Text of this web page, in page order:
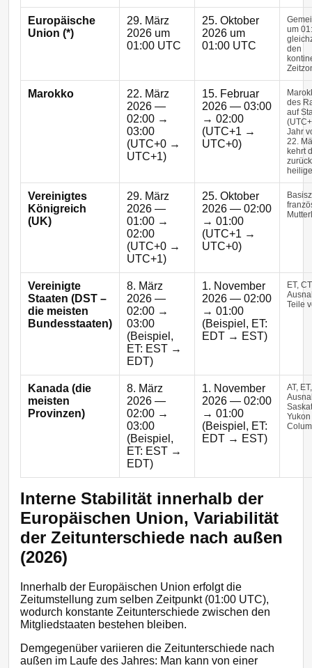
Europäische
Union (*)
29. März
2026 um
01:00 UTC
25. Oktober
2026 um
01:00 UTC
um
den
Marokko
22. März
2026 —
02:00 →
03:00
(UTC+0 →
UTC+1)
15. Februar
2026 — 03:00
→ 02:00
(UTC+1 →
UTC+0)
des
auf
Jahr
22.
kehrt
Vereinigtes
Königreich
(UK)
29. März
2026 —
01:00 →
02:00
(UTC+0 →
UTC+1)
25. Oktober
2026 — 02:00
→ 01:00
(UTC+1 →
UTC+0)
Vereinigte
Staaten (DST –
die meisten
Bundesstaaten)
8. März
2026 —
02:00 →
03:00
(Beispiel,
ET: EST →
EDT)
1. November
2026 — 02:00
→ 01:00
(Beispiel, ET:
EDT → EST)
ET,
Teile
Kanada (die
meisten
Provinzen)
8. März
2026 —
02:00 →
03:00
(Beispiel,
ET: EST →
EDT)
1. November
2026 — 02:00
→ 01:00
(Beispiel, ET:
EDT → EST)
AT,
Interne Stabilität innerhalb der
Europäischen Union, Variabilität
der Zeitunterschiede nach außen
(2026)
Innerhalb der Europäischen Union erfolgt die
Zeitumstellung zum selben Zeitpunkt (01:00 UTC),
wodurch konstante Zeitunterschiede zwischen den
Mitgliedstaaten bestehen bleiben.
Demgegenüber variieren die Zeitunterschiede nach
außen im Laufe des Jahres: Man kann von einer